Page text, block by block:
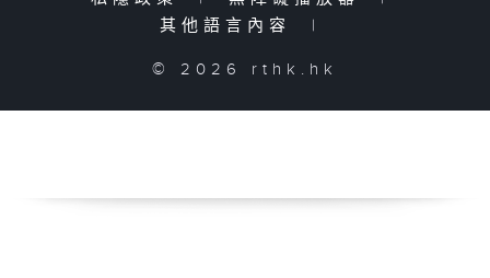
其他語言內容
|
© 2026 rthk.hk